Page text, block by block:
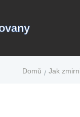
Domů Jak